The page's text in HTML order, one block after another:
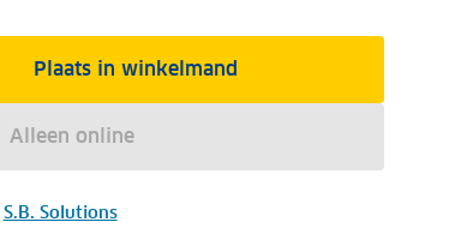
Plaats in winkelmand
Alleen online
S.B. Solutions